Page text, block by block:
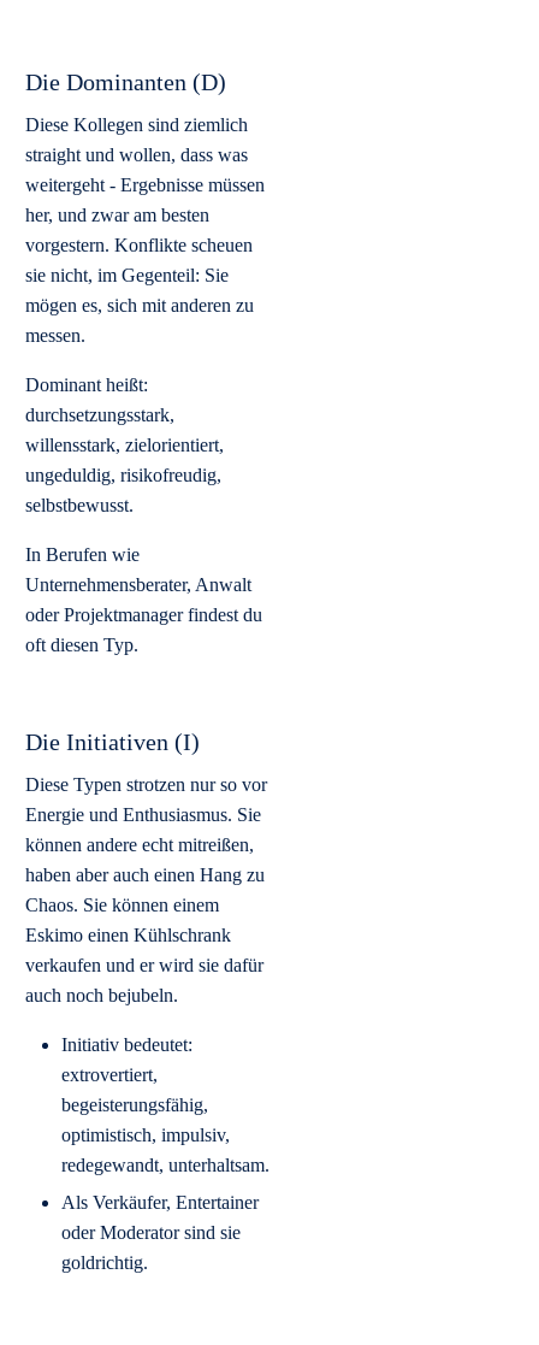
Die Dominanten (D)
Diese Kollegen sind ziemlich
straight und wollen, dass was
weitergeht - Ergebnisse müssen
her, und zwar am besten
vorgestern. Konflikte scheuen
sie nicht, im Gegenteil: Sie
mögen es, sich mit anderen zu
messen.
Dominant heißt:
durchsetzungsstark,
willensstark, zielorientiert,
ungeduldig, risikofreudig,
selbstbewusst.
In Berufen wie
Unternehmensberater, Anwalt
oder Projektmanager findest du
oft diesen Typ.
Die Initiativen (I)
Diese Typen strotzen nur so vor
Energie und Enthusiasmus. Sie
können andere echt mitreißen,
haben aber auch einen Hang zu
Chaos. Sie können einem
Eskimo einen Kühlschrank
verkaufen und er wird sie dafür
auch noch bejubeln.
Initiativ bedeutet:
extrovertiert,
begeisterungsfähig,
optimistisch, impulsiv,
redegewandt, unterhaltsam.
Als Verkäufer, Entertainer
oder Moderator sind sie
goldrichtig.